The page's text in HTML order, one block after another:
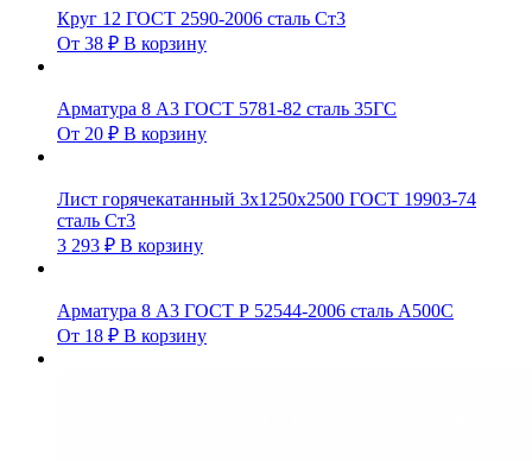
Круг 12 ГОСТ 2590-2006 сталь Ст3
От 38 ₽ В корзину
Арматура 8 А3 ГОСТ 5781-82 сталь 35ГС
От 20 ₽ В корзину
Лист горячекатанный 3х1250х2500 ГОСТ 19903-74
сталь Ст3
3 293 ₽ В корзину
Арматура 8 А3 ГОСТ Р 52544-2006 сталь А500С
От 18 ₽ В корзину